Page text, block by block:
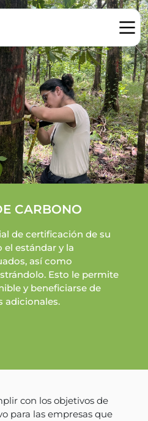
CARBONO
de certificación de su
estándar y la
así como
Esto le permite
y beneficiarse de
adicionales.
con los objetivos de
para las empresas que